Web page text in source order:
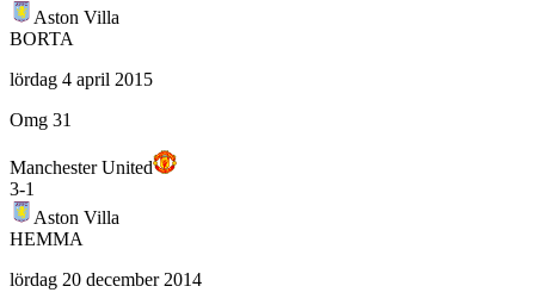
Aston Villa
BORTA
lördag 4 april 2015
Omg 31
Manchester United
3-1
Aston Villa
HEMMA
lördag 20 december 2014